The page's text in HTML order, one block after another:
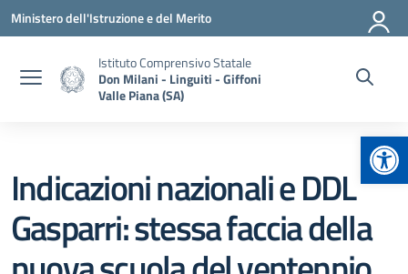
Vai ai contenuti
Vai al menu di navigazione
Vai al footer
Ministero dell'Istruzione e del Merito
Istituto Comprensivo Statale
Don Milani - Linguiti - Giffoni
Valle Piana (SA)
Indicazioni nazionali e DDL
Gasparri: stessa faccia della